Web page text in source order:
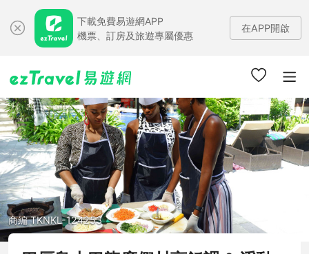
下載免費易遊網APP
機票、訂房及旅遊專屬優惠
在APP開啟
商編 TKNKL-124253